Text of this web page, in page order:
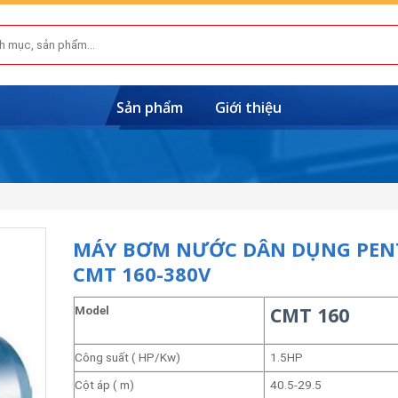
Sản phẩm Giới thiệu
MÁY BƠM NƯỚC DÂN DỤNG
CMT 160-380V
Model CMT 160
Công suất ( HP/Kw)
1.5HP
Cột áp ( m)
40.5-29.5